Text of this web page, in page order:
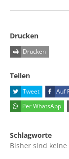
Drucken
Drucken
Teilen
Tweet Auf
Per WhatsApp
Schlagworte
Bisher sind